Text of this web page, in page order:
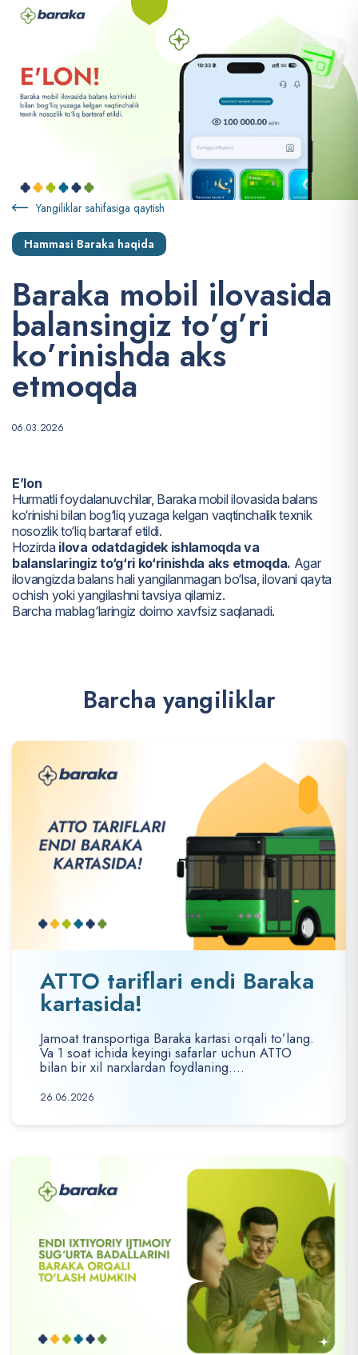
Yangiliklar sahifasiga qaytish
Hammasi Baraka haqida
Baraka mobil ilovasida
balansingiz to’g’ri
ko’rinishda aks
etmoqda
06.03.2026
E’lon
Hurmatli foydalanuvchilar, Baraka mobil ilovasida balans
ko‘rinishi bilan bog‘liq yuzaga kelgan vaqtinchalik texnik
nosozlik to‘liq bartaraf etildi.
Hozirda ilova odatdagidek ishlamoqda va
balanslaringiz to‘g‘ri ko‘rinishda aks etmoqda. Agar
ilovangizda balans hali yangilanmagan bo‘lsa, ilovani qayta
ochish yoki yangilashni tavsiya qilamiz.
Barcha mablag‘laringiz doimo xavfsiz saqlanadi.
Barcha yangiliklar
ATTO tariflari endi Baraka
kartasida!
Jamoat transportiga Baraka kartasi orqali to’lang.
Va 1 soat ichida keyingi safarlar uchun ATTO
bilan bir xil narxlardan foydlaning....
26.06.2026